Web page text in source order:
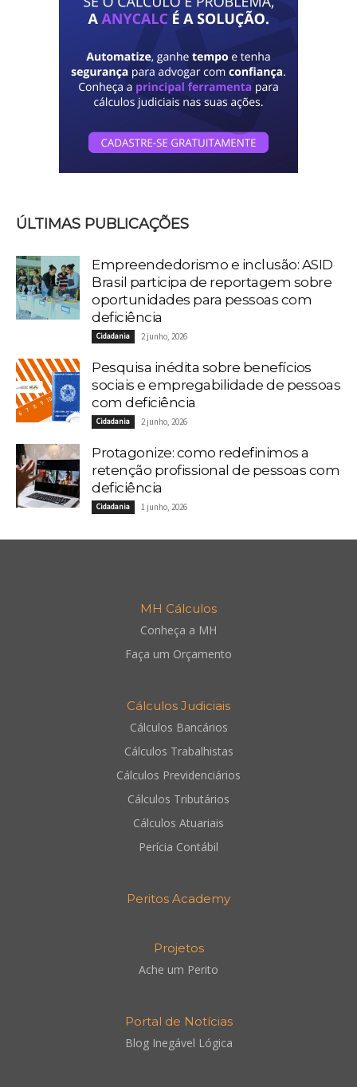
ÚLTIMAS PUBLICAÇÕES
Empreendedorismo e inclusão: ASID
Brasil participa de reportagem sobre
oportunidades para pessoas com
deficiência
Cidadania 2 junho, 2026
Pesquisa inédita sobre benefícios
sociais e empregabilidade de pessoas
com deficiência
Cidadania 2 junho, 2026
Protagonize: como redefinimos a
retenção profissional de pessoas com
deficiência
Cidadania 1 junho, 2026
MH Cálculos
Conheça a MH
Faça um Orçamento
Cálculos Judiciais
Cálculos Bancários
Cálculos Trabalhistas
Cálculos Previdenciários
Cálculos Tributários
Cálculos Atuariais
Perícia Contábil
Peritos Academy
Projetos
Ache um Perito
Portal de Notícias
Blog Inegável Lógica